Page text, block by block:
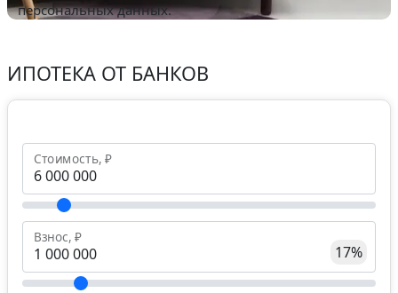
персональных данных.
ИПОТЕКА ОТ БАНКОВ
Стоимость, ₽
Взнос, ₽
17%